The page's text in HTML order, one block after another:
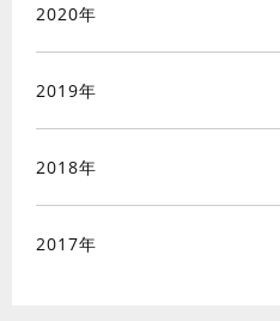
2020年
2019年
2018年
2017年